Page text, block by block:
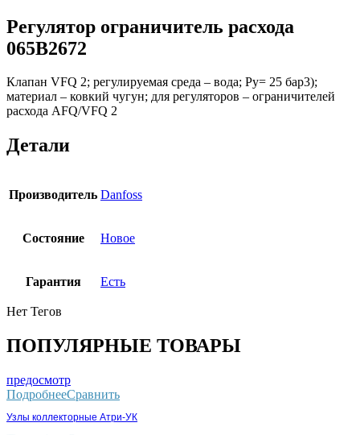
Регулятор ограничитель расхода
065B2672
Клапан VFQ 2; регулируемая среда – вода; Ру= 25 бар3);
материал – ковкий чугун; для регуляторов – ограничителей
расхода AFQ/VFQ 2
Детали
Производитель Danfoss
Состояние Новое
Гарантия Есть
Нет Тегов
ПОПУЛЯРНЫЕ ТОВАРЫ
предосмотр
ПодробнееСравнить
Узлы коллекторные Атри-УК